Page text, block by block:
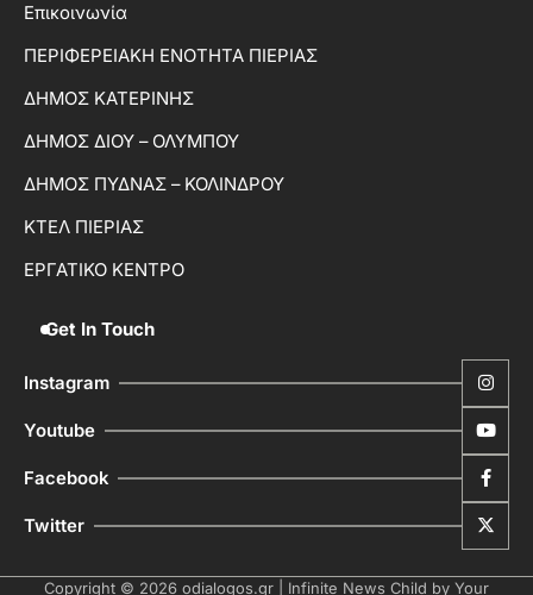
Επικοινωνία
ΠΕΡΙΦΕΡΕΙΑΚΗ ΕΝΟΤΗΤΑ ΠΙΕΡΙΑΣ
ΔΗΜΟΣ ΚΑΤΕΡΙΝΗΣ
ΔΗΜΟΣ ΔΙΟΥ – ΟΛΥΜΠΟΥ
ΔΗΜΟΣ ΠΥΔΝΑΣ – ΚΟΛΙΝΔΡΟΥ
ΚΤΕΛ ΠΙΕΡΙΑΣ
ΕΡΓΑΤΙΚΟ ΚΕΝΤΡΟ
Get In Touch
Instagram
Youtube
Facebook
Twitter
Copyright © 2026 odialogos.gr | Infinite News Child by Your